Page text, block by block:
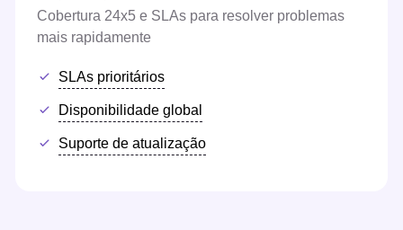
Cobertura 24x5 e SLAs para resolver problemas
mais rapidamente
SLAs prioritários
Disponibilidade global
Suporte de atualização